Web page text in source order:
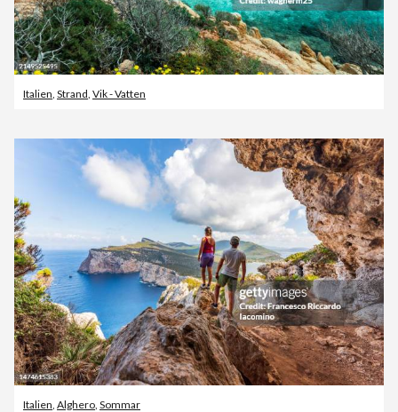
Italien, Strand, Vik - Vatten
Italien Alghero Sommar